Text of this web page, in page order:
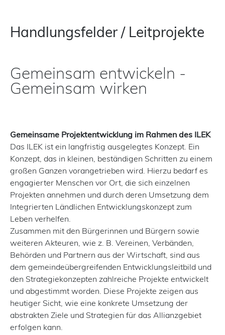
Handlungsfelder / Leitprojekte
Gemeinsam entwickeln -
Gemeinsam wirken
Gemeinsame Projektentwicklung im Rahmen des ILEK
Das ILEK ist ein langfristig ausgelegtes Konzept. Ein
Konzept, das in kleinen, beständigen Schritten zu einem
großen Ganzen vorangetrieben wird. Hierzu bedarf es
engagierter Menschen vor Ort, die sich einzelnen
Projekten annehmen und durch deren Umsetzung dem
Integrierten Ländlichen Entwicklungskonzept zum
Leben verhelfen.
Zusammen mit den Bürgerinnen und Bürgern sowie
weiteren Akteuren, wie z. B. Vereinen, Verbänden,
Behörden und Partnern aus der Wirtschaft, sind aus
dem gemeindeübergreifenden Entwicklungsleitbild und
den Strategiekonzepten zahlreiche Projekte entwickelt
und abgestimmt worden. Diese Projekte zeigen aus
heutiger Sicht, wie eine konkrete Umsetzung der
abstrakten Ziele und Strategien für das Allianzgebiet
erfolgen kann.